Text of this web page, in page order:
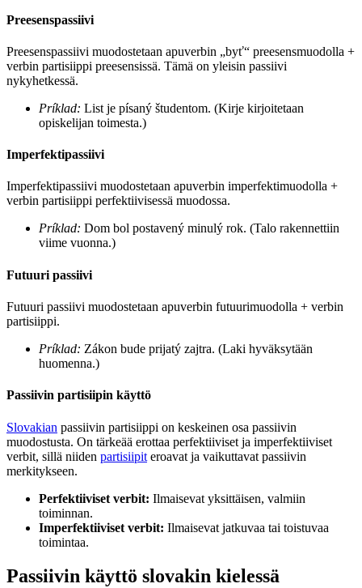
Preesenspassiivi
Preesenspassiivi muodostetaan apuverbin „byť“ preesensmuodolla +
verbin partisiippi preesensissä. Tämä on yleisin passiivi
nykyhetkessä.
Príklad: List je písaný študentom. (Kirje kirjoitetaan
opiskelijan toimesta.)
Imperfektipassiivi
Imperfektipassiivi muodostetaan apuverbin imperfektimuodolla +
verbin partisiippi perfektiivisessä muodossa.
Príklad: Dom bol postavený minulý rok. (Talo rakennettiin
viime vuonna.)
Futuuri passiivi
Futuuri passiivi muodostetaan apuverbin futuurimuodolla + verbin
partisiippi.
Príklad: Zákon bude prijatý zajtra. (Laki hyväksytään
huomenna.)
Passiivin partisiipin käyttö
Slovakian passiivin partisiippi on keskeinen osa passiivin
muodostusta. On tärkeää erottaa perfektiiviset ja imperfektiiviset
verbit, sillä niiden partisiipit eroavat ja vaikuttavat passiivin
merkitykseen.
Perfektiiviset verbit: Ilmaisevat yksittäisen, valmiin
toiminnan.
Imperfektiiviset verbit: Ilmaisevat jatkuvaa tai toistuvaa
toimintaa.
Passiivin käyttö slovakin kielessä